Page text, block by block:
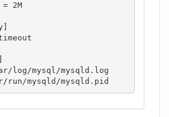
2M
log/mysql/mysqld.log
mysqld/mysqld.pid